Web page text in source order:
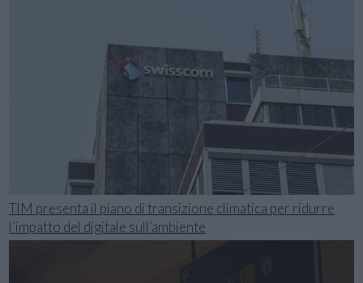
TIM presenta il piano di transizione climatica per ridurre
l’impatto del digitale sull’ambiente